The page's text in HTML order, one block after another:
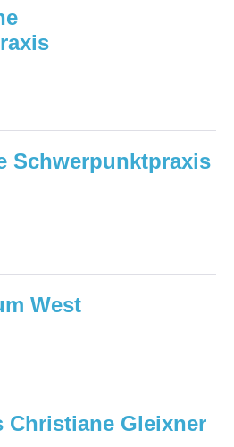
Schwerpunktpraxis
West
Christiane Gleixner